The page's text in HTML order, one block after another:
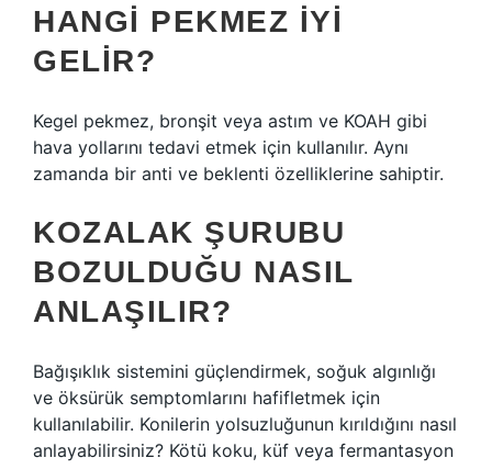
HANGI PEKMEZ IYI
GELIR?
Kegel pekmez, bronşit veya astım ve KOAH gibi
hava yollarını tedavi etmek için kullanılır. Aynı
zamanda bir anti ve beklenti özelliklerine sahiptir.
KOZALAK ŞURUBU
BOZULDUĞU NASIL
ANLAŞILIR?
Bağışıklık sistemini güçlendirmek, soğuk algınlığı
ve öksürük semptomlarını hafifletmek için
kullanılabilir. Konilerin yolsuzluğunun kırıldığını nasıl
anlayabilirsiniz? Kötü koku, küf veya fermantasyon